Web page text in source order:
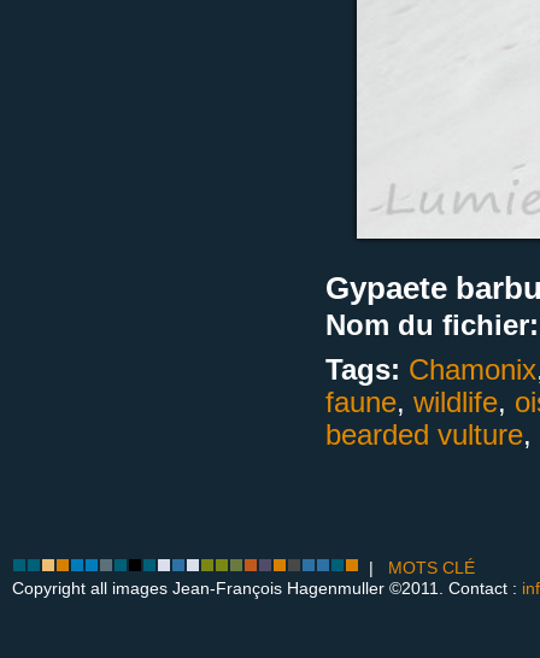
Gypaete
Nom du fichier:
Tags: Chamonix
faune, wildlife,
bearded vulture,
| MOTS CLÉ
Copyright all images Jean-François Hagenmuller ©2011. Contact :